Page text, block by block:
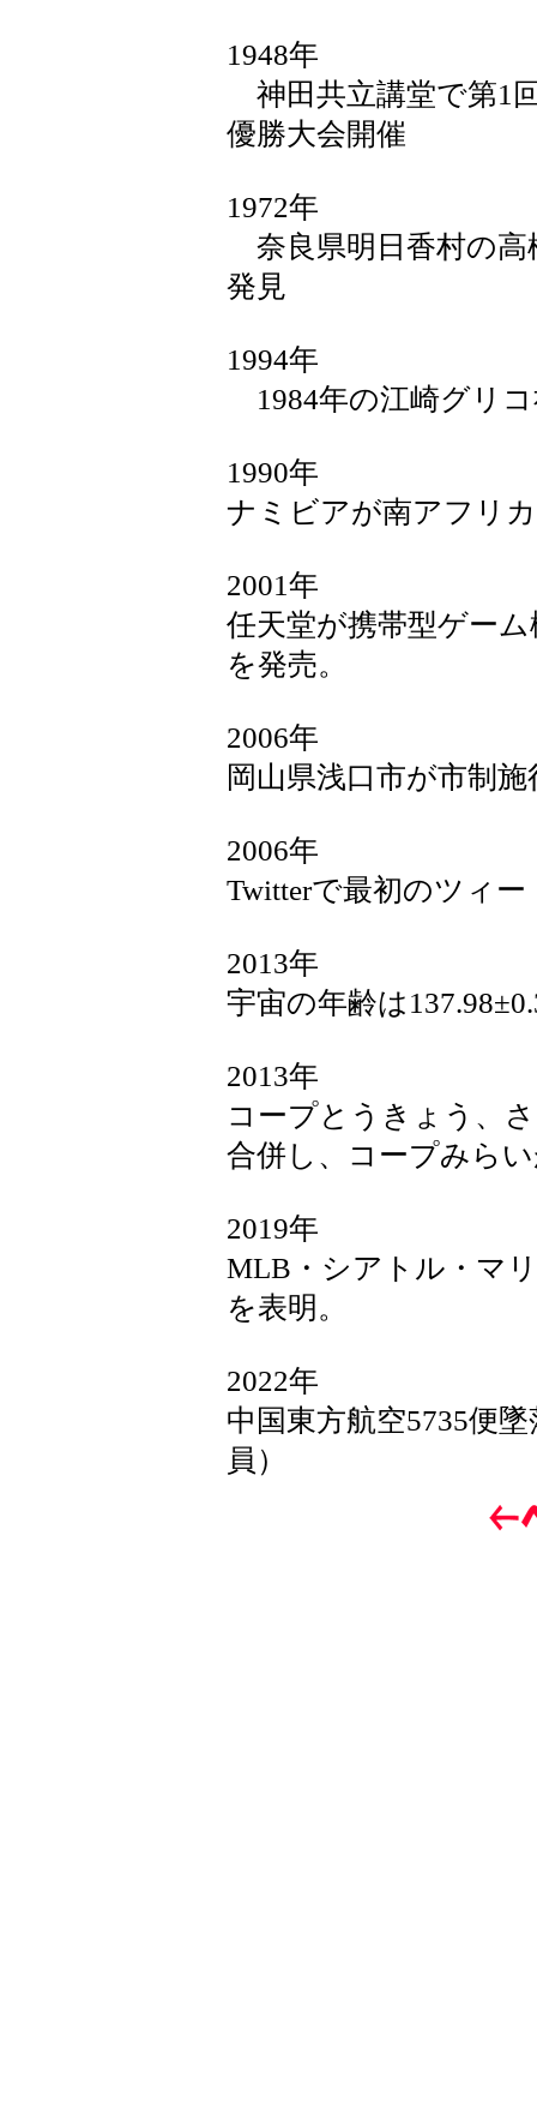
1948年
神田共立講堂で第1
優勝大会開催
1972年
奈良県明日香村の高
発見
1994年
1984年の江崎グリ
1990年
ナミビアが南アフリ
2001年
任天堂が携帯型ゲー
を発売。
2006年
岡山県浅口市が市制施
2006年
Twitterで最初のツィ
2013年
宇宙の年齢は
2013年
コープとうきょう、
合併し、コープみら
2019年
MLB・シアトル・マ
を表明。
2022年
中国東方航空5735便
員）